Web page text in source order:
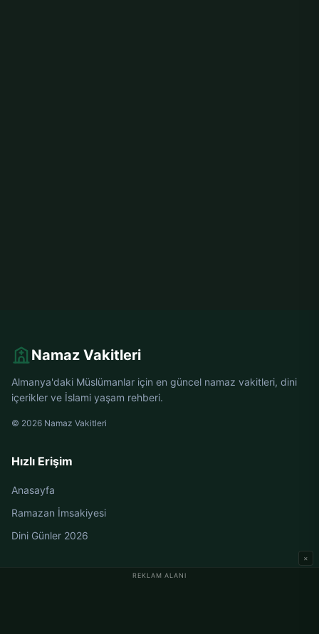
REKLAM ALANI
×
Namaz Vakitleri
Almanya'daki Müslümanlar için en güncel namaz vakitleri, dini
içerikler ve İslami yaşam rehberi.
© 2026 Namaz Vakitleri
Hızlı Erişim
Anasayfa
Ramazan İmsakiyesi
Dini Günler 2026
Almanya Namaz Vakitleri